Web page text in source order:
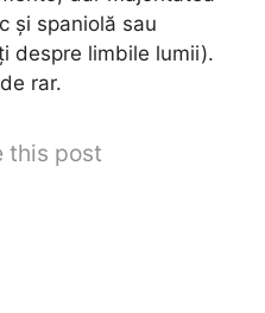
și spaniolă sau
despre limbile lumii).
rar.
this post